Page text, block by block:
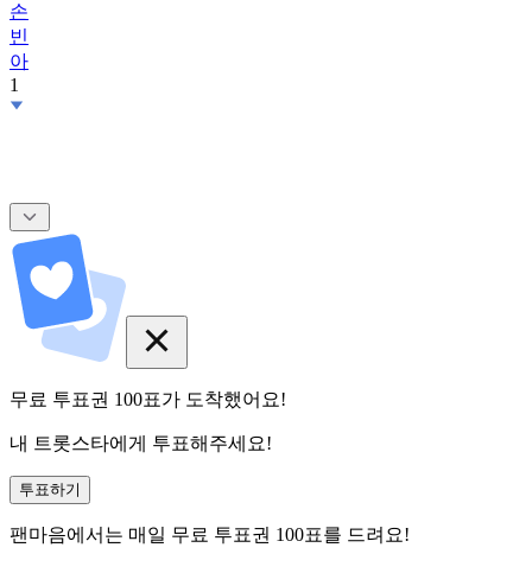
손
빈
아
1
무료 투표권 100표가 도착했어요!
내 트롯스타에게 투표해주세요!
투표하기
팬마음에서는 매일 무료 투표권 100표를 드려요!